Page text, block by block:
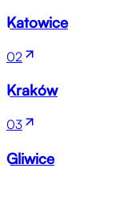
Katowice
02
Kraków
03
Gliwice